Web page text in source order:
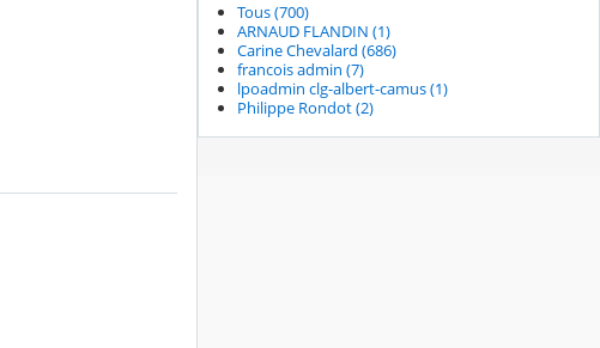
Tous (700)
ARNAUD FLANDIN (1)
Carine Chevalard (686)
francois admin (7)
lpoadmin clg-albert-camus (1)
Philippe Rondot (2)